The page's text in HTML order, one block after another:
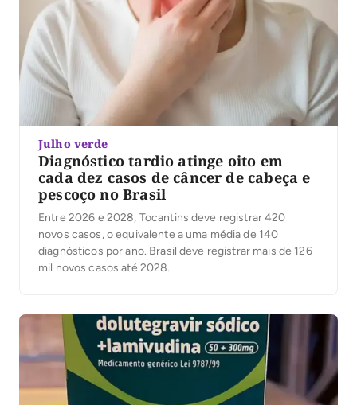
Julho verde
Diagnóstico tardio atinge oito em
cada dez casos de câncer de cabeça e
pescoço no Brasil
Entre 2026 e 2028, Tocantins deve registrar 420
novos casos, o equivalente a uma média de 140
diagnósticos por ano. Brasil deve registrar mais de 126
mil novos casos até 2028.